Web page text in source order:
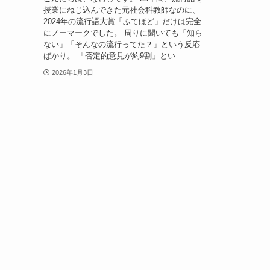
授業にねじ込んできた元社会科教師なのに、
2024年の流行語大賞「ふてほど」だけは完全
にノーマークでした。 周りに聞いても「知ら
ない」「そんなの流行ってた？」という反応
ばかり。 「否定的意見が約9割」とい...
2026年1月3日